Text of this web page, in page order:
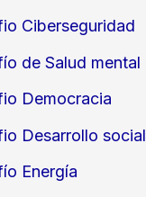
Ciberseguridad
de Salud mental
Democracia
Desarrollo social
Energía